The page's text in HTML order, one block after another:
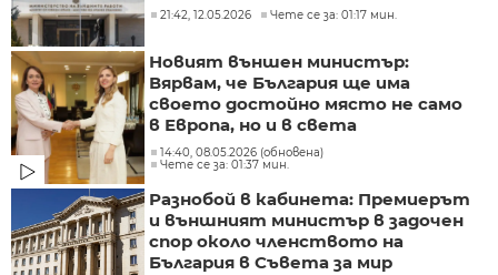
21:42, 12.05.2026 Чете се за: 01:17 мин.
Новият външен министър:
Вярвам, че България ще има
своето достойно място не само
в Европа, но и в света
14:40, 08.05.2026 (обновена)
Чете се за: 01:37 мин.
Разнобой в кабинета: Премиерът
и външният министър в задочен
спор около членството на
България в Съвета за мир